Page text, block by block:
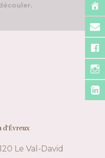
Le Val-David